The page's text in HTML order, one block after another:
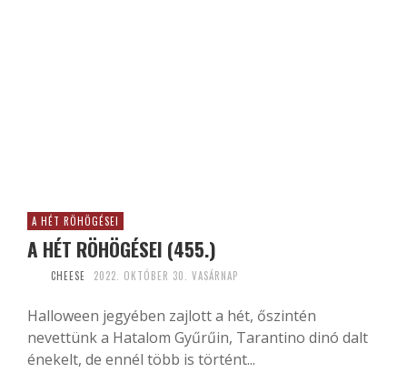
A HÉT RÖHÖGÉSEI
A HÉT RÖHÖGÉSEI (455.)
CHEESE 2022. OKTÓBER 30. VASÁRNAP
Halloween jegyében zajlott a hét, őszintén
nevettünk a Hatalom Gyűrűin, Tarantino dinó dalt
énekelt, de ennél több is történt...